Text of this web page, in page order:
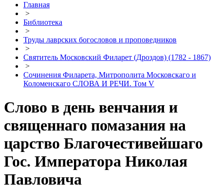
Главная
>
Библиотека
>
Труды лаврских богословов и проповедников
>
Святитель Московский Филарет (Дроздов) (1782 - 1867)
>
Сочинения Филарета, Митрополита Московскаго и
Коломенскаго СЛОВА И РЕЧИ. Том V
Слово в день венчания и
священнаго помазания на
царство Благочестивейшаго
Гос. Императора Николая
Павловича